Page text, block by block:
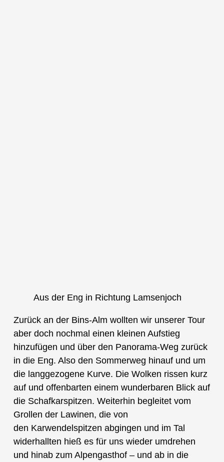
Aus der Eng in Richtung Lamsenjoch
Zurück an der Bins-Alm wollten wir unserer Tour
aber doch nochmal einen kleinen Aufstieg
hinzufügen und über den Panorama-Weg zurück
in die Eng. Also den Sommerweg hinauf und um
die langgezogene Kurve. Die Wolken rissen kurz
auf und offenbarten einem wunderbaren Blick auf
die Schafkarspitzen. Weiterhin begleitet vom
Grollen der Lawinen, die von
den Karwendelspitzen abgingen und im Tal
widerhallten hieß es für uns wieder umdrehen
und hinab zum Alpengasthof – und ab in die